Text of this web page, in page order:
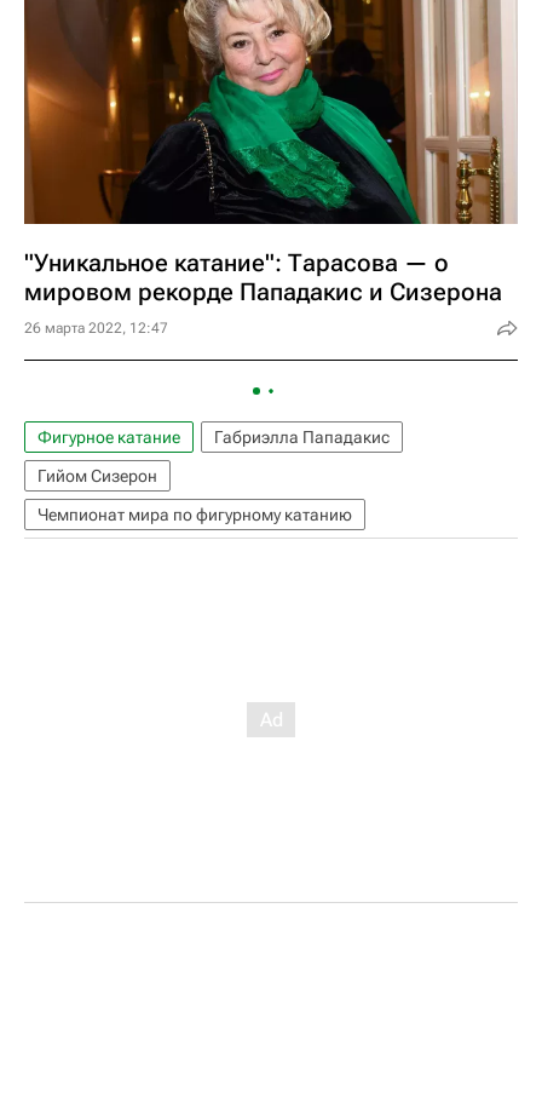
"Уникальное катание": Тарасова — о
мировом рекорде Пападакис и Сизерона
26 марта 2022, 12:47
Фигурное катание
Габриэлла Пападакис
Гийом Сизерон
Чемпионат мира по фигурному катанию